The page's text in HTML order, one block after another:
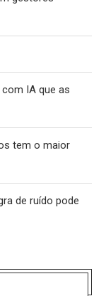
IA que as
tem o maior
de ruído pode